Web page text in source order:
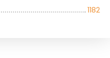
1182